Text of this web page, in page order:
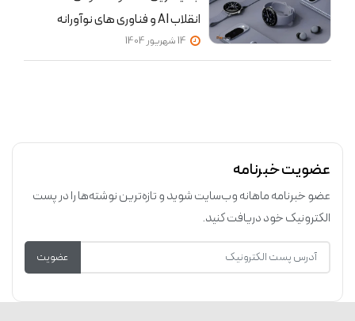
انقلاب AI و فناوری های نوآورانه
عضویت خبرنامه
عضو خبرنامه ماهانه وب‌سایت شوید و تازه‌ترین نوشته‌ها را در پست
الکترونیک خود دریافت کنید.
عضویت